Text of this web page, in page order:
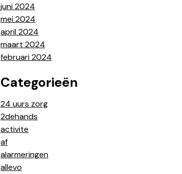
juni 2024
mei 2024
april 2024
maart 2024
februari 2024
Categorieën
24 uurs zorg
2dehands
activite
af
alarmeringen
allevo